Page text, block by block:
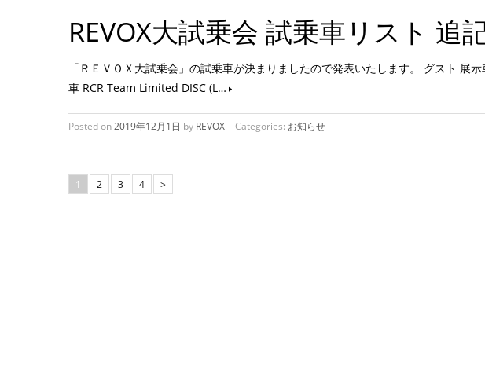
REVOX大試乗会 試乗車リスト 追
「ＲＥＶＯＸ大試乗会」の試乗車が決まりましたので発表いたします。 グスト 展
車 RCR Team Limited DISC (L…
Posted on2019年12月1日 by REVOX Categories: お知らせ
1 2 3 4 >